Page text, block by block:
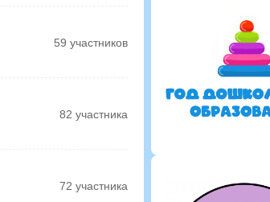
59 участников
82 участника
72 участника